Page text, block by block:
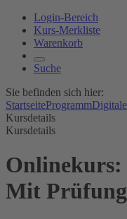
Login-Bereich
Kurs-Merkliste
Warenkorb
Suche
Sie befinden sich hier:
StartseiteProgramm
Kursdetails
Kursdetails
Onlinekurs:
Mit